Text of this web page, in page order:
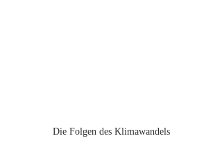
Die Folgen des Klimawandels